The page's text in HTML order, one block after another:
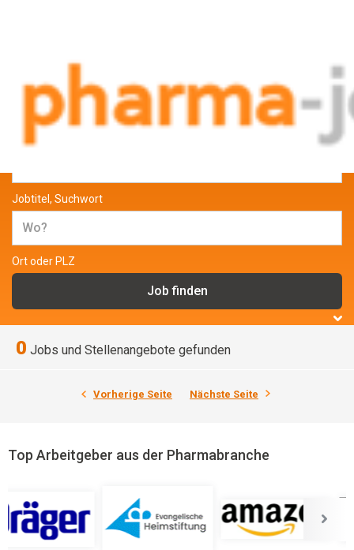
Jobs und Stellenangebote aus der
Pharmabranche
Jobtitel, Suchwort
Ort oder PLZ
0 Jobs und Stellenangebote gefunden
Vorherige Seite Nächste Seite
Top Arbeitgeber aus der Pharmabranche